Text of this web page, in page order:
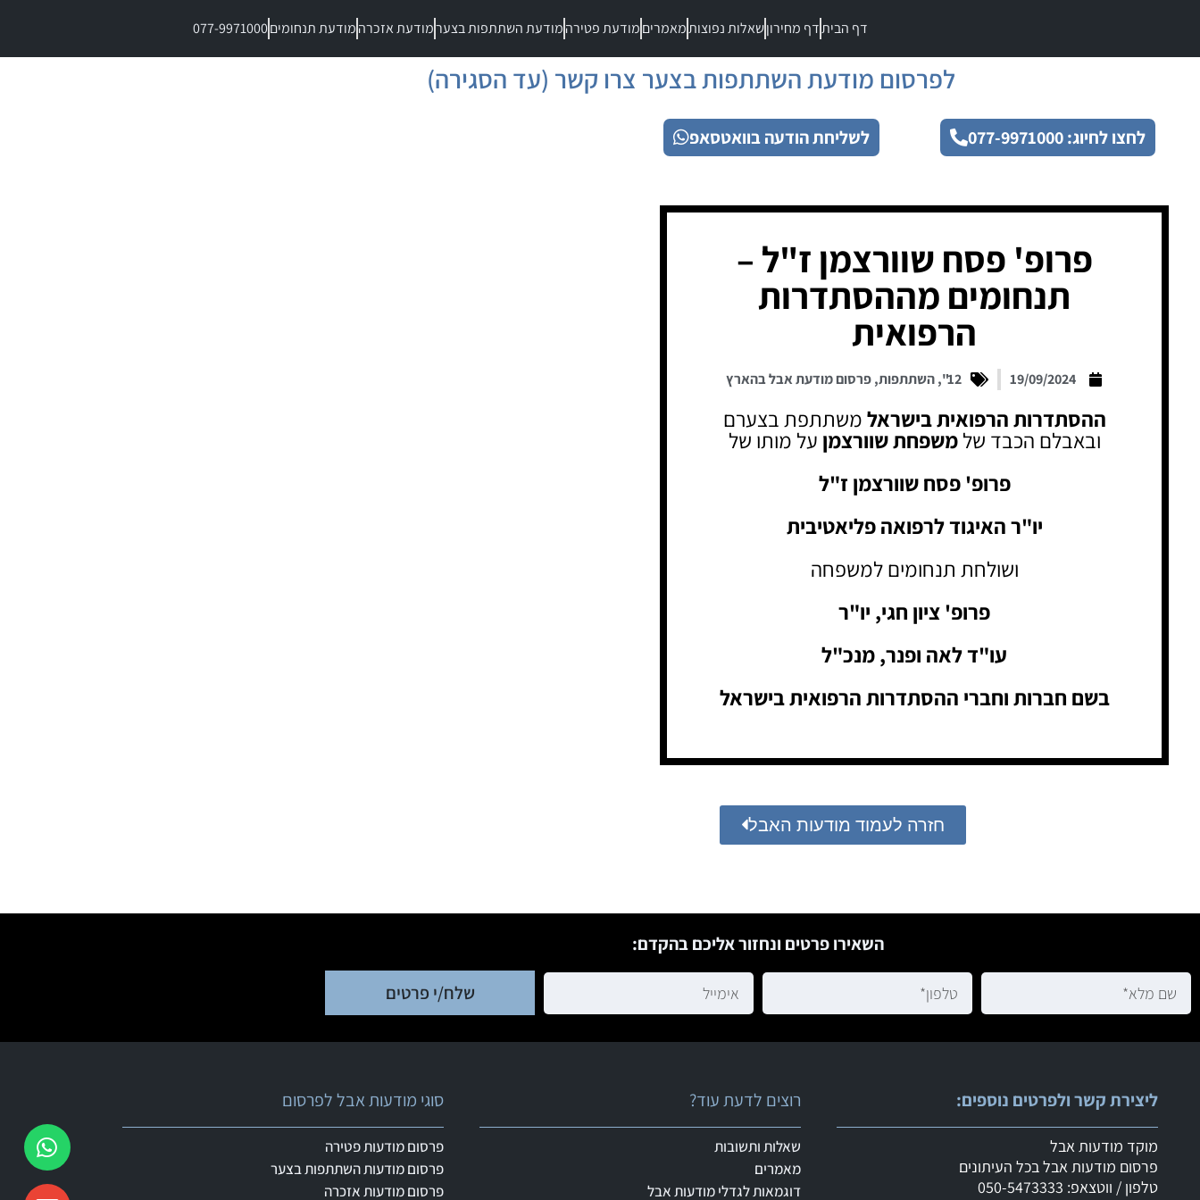
דף הביתדף מחירוןשאלות נפוצותמאמריםמודעת פטירהמודעת השתתפות בצערמודעת אזכרהמודעת תנחומים077-9971000
לפרסום מודעת השתתפות בצער צרו קשר (עד הסגירה)
לחצו לחיוג: 077-9971000 לשליחת הודעה בוואטסאפ
פרופ' פסח שוורצמן ז"ל –
תנחומים מההסתדרות
הרפואית
19/09/2024
12"
,השתתפות,פרסום מודעת אבל בהארץ
ההסתדרות הרפואית בישראלמשתתפת בצערם
ובאבלם הכבד שלמשפחת שוורצמן על מותו של
פרופ' פסח שוורצמן ז"ל
יו"ר האיגוד לרפואה פליאטיבית
ושולחת תנחומים למשפחה
פרופ' ציון חגי, יו"ר
עו"ד לאה ופנר, מנכ"ל
בשם חברות וחברי ההסתדרות הרפואית בישראל
חזרה לעמוד מודעות האבל
השאירו פרטים ונחזור אליכם בהקדם:
שלח/י פרטים
ליצירת קשר ולפרטים נוספים:
מוקד מודעות אבל
פרסום מודעות אבל בכל העיתונים
טלפון / ווטצאפ: 050-5473333
רוצים לדעת עוד?
שאלות ותשובות
מאמרים
דוגמאות לגדלי מודעות אבל
סוגי מודעות אבל לפרסום
פרסום מודעות פטירה
פרסום מודעות השתתפות בצער
פרסום מודעות אזכרה